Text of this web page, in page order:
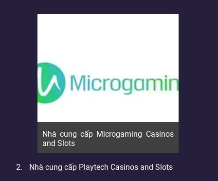
Nhà cung cấp Microgaming Casinos
and Slots
Nhà cung cấp Playtech Casinos and Slots